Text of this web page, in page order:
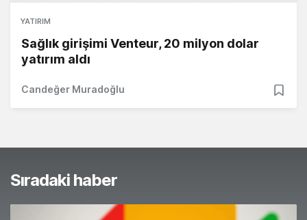
YATIRIM
Sağlık girişimi Venteur, 20 milyon dolar
yatırım aldı
Candeğer Muradoğlu
Sıradaki haber